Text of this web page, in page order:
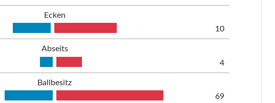
Ecken
10
Abseits
4
Ballbesitz
69